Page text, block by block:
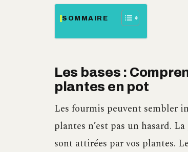
SOMMAIRE
Les bases :
plantes en pot
Les fourmis peuvent sembler
plantes n’est pas un hasard.
sont attirées par vos plantes.